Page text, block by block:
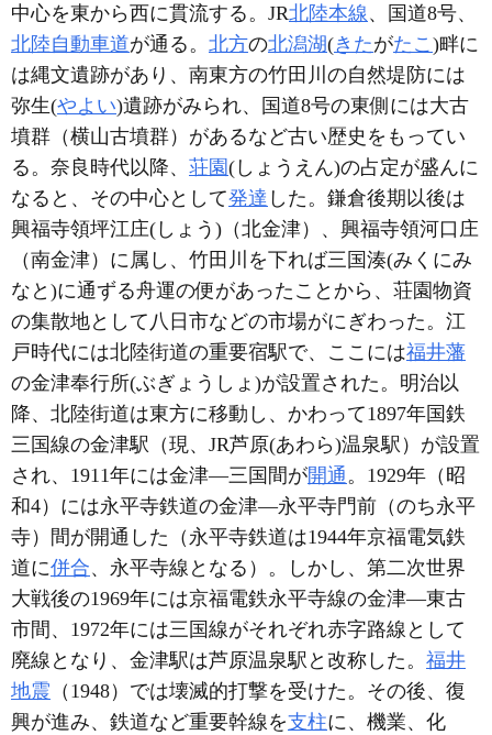
中心を東から西に貫流する。JR北陸本線、国道8号、
北陸自動車道が通る。 北方の北潟湖(きたがたこ )畔に
は縄文遺跡があり、南東方の竹田川の自然堤防には
弥生(やよい)遺跡がみられ、国道8号の東側には大古
墳群（横山古墳群）があるなど古い歴史をもってい
る。奈良時代以降、 荘園(しょうえん)の占定が盛んに
なると、その中心として発達 した。鎌倉後期以後は
興福寺領坪江庄(しょう)（北金津）、興福寺領河口庄
（南金津）に属し、竹田川を下れば三国湊(みくにみ
なと)に通ずる舟運の便があったことから、荘園物資
の集散地として八日市などの市場がにぎわった。江
戸時代には北陸街道の重要宿駅で、ここには福井藩
の金津奉行所(ぶぎょうしょ)が設置された。明治以
降、北陸街道は東方に移動し、かわって1897年国鉄
三国線の金津駅（現、JR芦原(あわら)温泉駅）が設置
され、1911年には金津―三国間が開通 。1929年（昭
和4）には永平寺鉄道の金津―永平寺門前（のち永平
寺）間が開通した（永平寺鉄道は1944年京福電気鉄
道に併合、永平寺線となる）。しかし、第二次世界
大戦後の1969年には京福電鉄永平寺線の金津―東古
市間、1972年には三国線がそれぞれ赤字路線として
廃線となり、金津駅は芦原温泉駅と改称した。 福井
地震 （1948）では壊滅的打撃を受けた。その後、復
興が進み、鉄道など重要幹線を支柱に、機業、化